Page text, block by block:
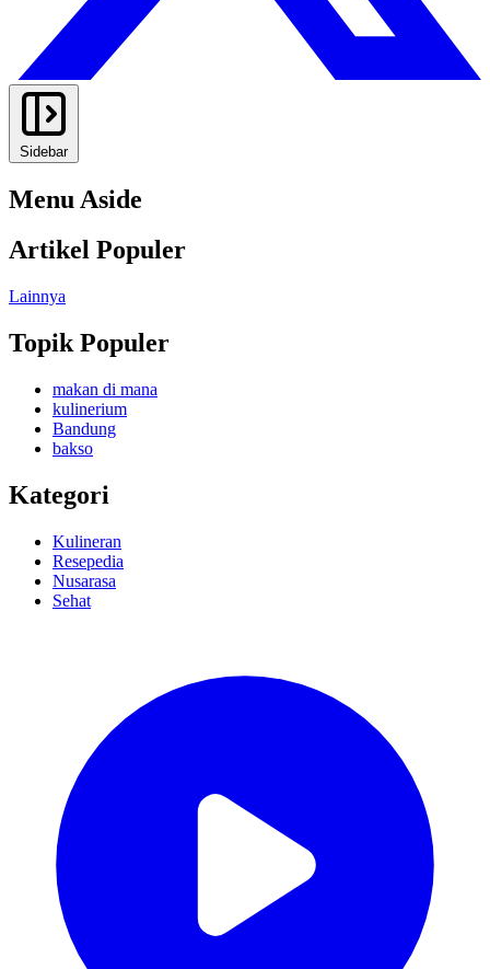
Sidebar
Menu Aside
Artikel Populer
Lainnya
Topik Populer
makan di mana
kulinerium
Bandung
bakso
Kategori
Kulineran
Resepedia
Nusarasa
Sehat